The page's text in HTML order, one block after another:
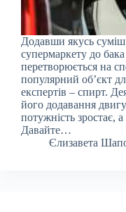
Додавши якусь суміш
супермаркету до
перетворюється на
популярний об’єкт
експертів – спирт.
його додавання
потужність зростає,
Давайте…
Єлизавета